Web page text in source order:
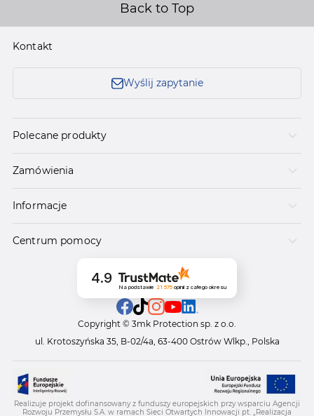
Back to Top
Kontakt
Wyślij zapytanie
Polecane produkty
Zamówienia
Informacje
Centrum pomocy
4.9
Na podstawie 21 575opinii z całego okresu
Copyright © 3mk Protection sp. z o.o.
ul. Krotoszyńska 35, B-02/4a, 63-400 Ostrów Wlkp., Polska
Realizuje projekt dofinansowany z funduszy europejskich przy wsparciu Agencji
Rozwoju Przemysłu S.A. w ramach Sieci Otwartych Innowacji pt. „Realizacja